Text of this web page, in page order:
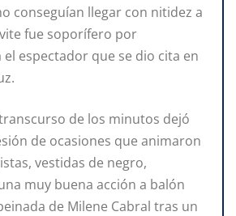
conseguían llegar con nitidez a
fue soporífero por
espectador que se dio cita en
de los minutos dejó
de ocasiones que animaron
vestidas de negro,
muy buena acción a balón
de Milene Cabral tras un